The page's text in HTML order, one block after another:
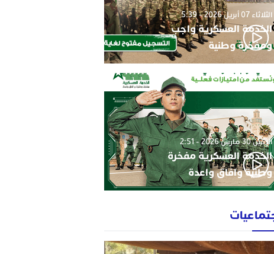
الثلاثاء 07 أبريل 2026 - 5:39
الخدمة العسكرية واجب
ومفخرة وطنية
الإثنين 30 مارس 2026 - 2:51
الخدمة العسكرية مفخرة
وطنية وافاق واعدة